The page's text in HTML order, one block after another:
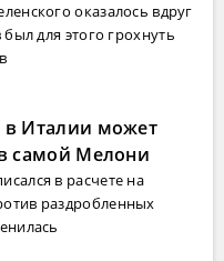
оказалось вдруг
для этого грохнуть
Италии может
самой Мелони
в расчете на
раздробленных